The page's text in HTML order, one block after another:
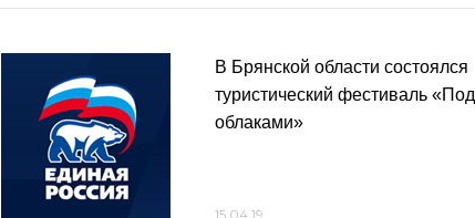
В Брянской области состоялся
туристический фестиваль «Под
облаками»
15.04.19